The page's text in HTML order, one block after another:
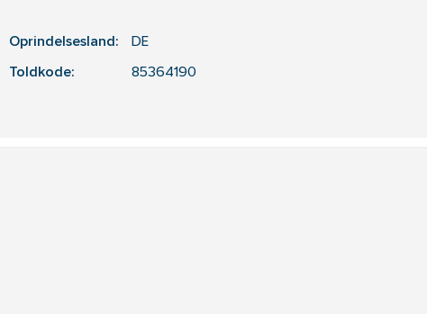
Oprindelsesland: DE
Toldkode: 85364190